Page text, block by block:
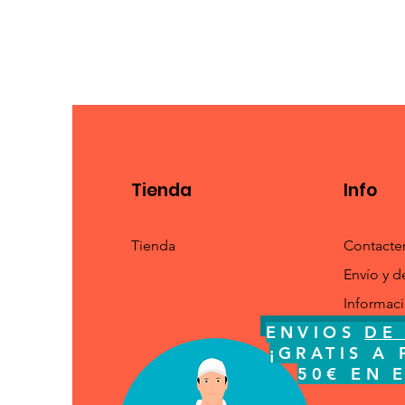
Tienda
Tienda
Info
Envío y
ENVIOSDE
ENVIOS DE
¡GRATIS A
50€ EN